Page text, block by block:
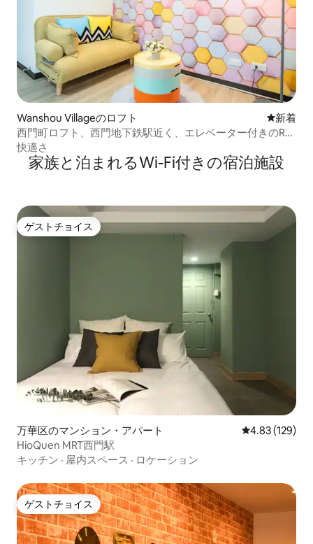
Wanshou Villageのロフト 新しい宿
新着
西門町ロフト、西門地下鉄駅近く、エレベーター付きのRL
アパートメント、独立したバスルーム
快適さ
家族と泊まれるWi-Fi付きの宿泊施設
ゲストチョイス
ゲストチョイス
万華区のマンション・アパート レビュー129
4.83 (129)
HioQuen MRT西門駅
キッチン · 屋内スペース · ロケーション
ゲストチョイス
ゲストチョイス